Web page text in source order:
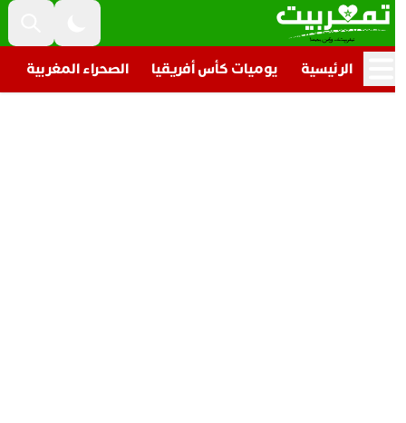
الرئيسية يوميات كأس أفريقيا الصحراء المغربية